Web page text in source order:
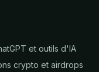
et outils d'IA
crypto et airdrops